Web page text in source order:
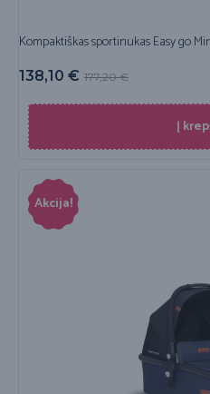
Kompaktiškas sportinukas Easy go
177,20€
138,10 €
Į
Akcija!